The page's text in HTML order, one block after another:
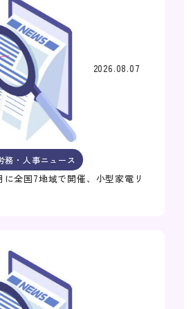
2026.08.07
務・人事ニュース
に全国7地域で開催、小型家電リ